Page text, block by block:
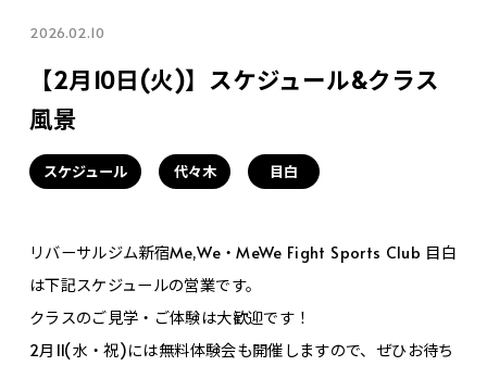
2026.02.10
【2月10日(火)】スケジュール&クラス
風景
スケジュール 代々木 目白
リバーサルジム新宿Me,We・MeWe Fight Sports Club 目白
は下記スケジュールの営業です。
クラスのご見学・ご体験は大歓迎です！
2月11(水・祝)には無料体験会も開催しますので、ぜひお待ち